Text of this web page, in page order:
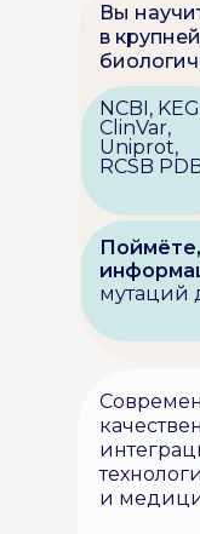
NCBI,
ClinVar,
Uniprot,
RCSB
мутаций
и
Вы
в